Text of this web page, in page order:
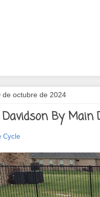
de octubre de 2024
By Main
Cycle